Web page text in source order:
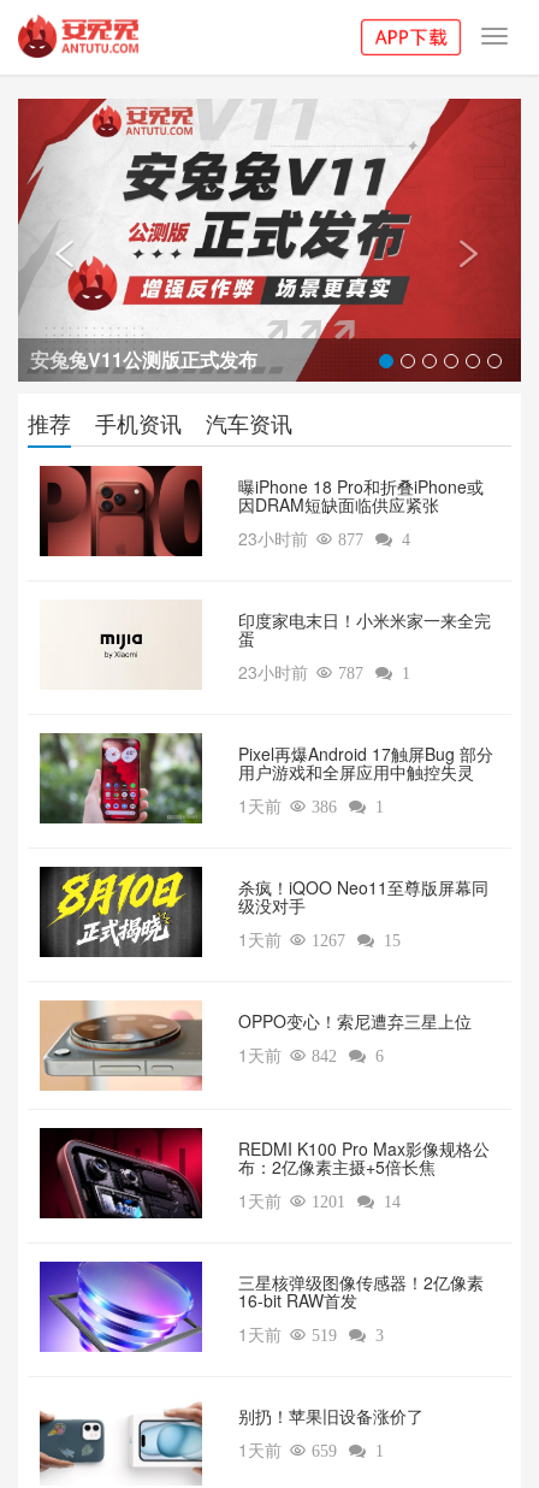
安兔兔V11公测版正式发布

Previous

推荐 手机资讯 汽车资讯
曝iPhone 18 Pro和折叠iPhone或
因DRAM短缺面临供应紧张
23小时前  877  4
印度家电末日！小米米家一来全完
蛋
23小时前  787  1
Pixel再爆Android 17触屏Bug 部分
用户游戏和全屏应用中触控失灵
1天前  386  1
杀疯！iQOO Neo11至尊版屏幕同
级没对手
1天前  1267  15
OPPO变心！索尼遭弃三星上位‌
1天前  842  6
REDMI K100 Pro Max影像规格公
布：2亿像素主摄+5倍长焦
1天前  1201  14
三星核弹级图像传感器！2亿像素
16-bit RAW首发
1天前  519  3
别扔！苹果旧设备涨价了‌
1天前  659  1